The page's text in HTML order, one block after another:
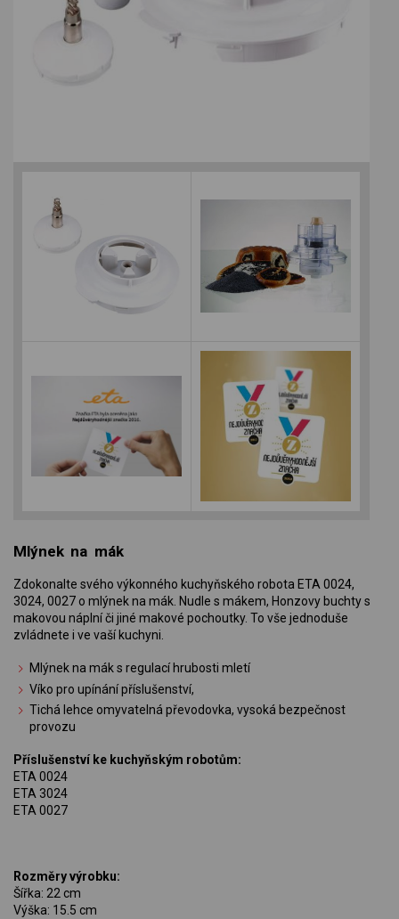
Mlýnek na mák
Zdokonalte svého výkonného kuchyňského robota ETA 0024,
3024, 0027 o mlýnek na mák. Nudle s mákem, Honzovy buchty s
makovou náplní či jiné makové pochoutky. To vše jednoduše
zvládnete i ve vaší kuchyni.
Mlýnek na mák s regulací hrubosti mletí
Víko pro upínání příslušenství,
Tichá lehce omyvatelná převodovka, vysoká bezpečnost
provozu
Příslušenství ke kuchyňským robotům:
ETA 0024
ETA 3024
ETA 0027
Rozměry výrobku:
Šířka: 22 cm
Výška: 15.5 cm